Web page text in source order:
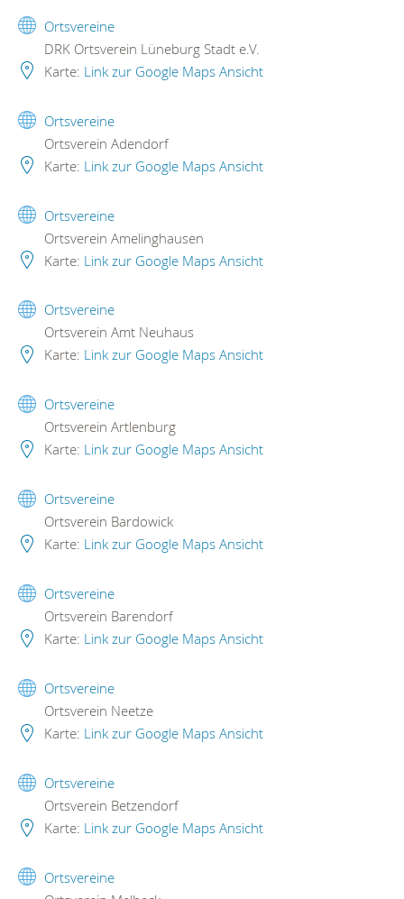
Ortsvereine
DRK Ortsverein Lüneburg Stadt e.V.
Karte: Link zur Google Maps Ansicht
Ortsvereine
Ortsverein Adendorf
Karte: Link zur Google Maps Ansicht
Ortsvereine
Ortsverein Amelinghausen
Karte: Link zur Google Maps Ansicht
Ortsvereine
Ortsverein Amt Neuhaus
Karte: Link zur Google Maps Ansicht
Ortsvereine
Ortsverein Artlenburg
Karte: Link zur Google Maps Ansicht
Ortsvereine
Ortsverein Bardowick
Karte: Link zur Google Maps Ansicht
Ortsvereine
Ortsverein Barendorf
Karte: Link zur Google Maps Ansicht
Ortsvereine
Ortsverein Neetze
Karte: Link zur Google Maps Ansicht
Ortsvereine
Ortsverein Betzendorf
Karte: Link zur Google Maps Ansicht
Ortsvereine